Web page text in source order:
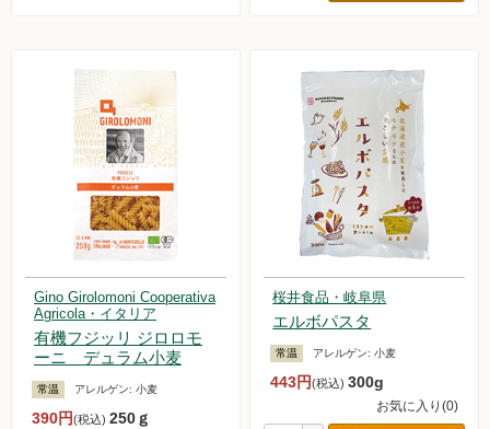
Gino Girolomoni Cooperativa
Agricola・イタリア
有機フジッリ ジロロモ
ーニ デュラム小麦
常温 アレルゲン: 小麦
390円(税込) 250ｇ
桜井食品・岐阜県
エルボパスタ
常温 アレルゲン:小麦
443円(税込)300g
お気に入り(0)